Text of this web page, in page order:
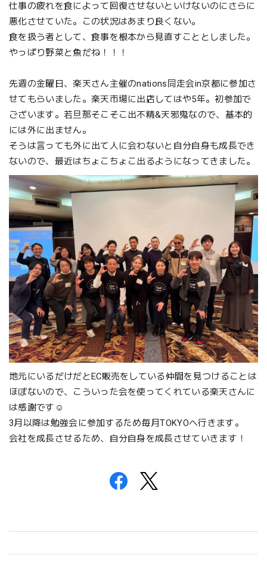
仕事の疲れを食によって回復させないといけないのにさらに
悪化させていた。この状況はあまり良くない。
食を扱う者として、食事を根本から見直すこととしました。
やっぱり野菜と魚だね！！！
先週の金曜日、楽天さん主催のnations同走会in京都に参加さ
せてもらいました。楽天市場に出店してはや5年。初参加で
ございます。若旦那そこそこ出不精&天邪鬼なので、基本的
には外に出ません。
そうは言っても外に出て人に会わないと自分自身も成長でき
ないので、最近はちょこちょこ出るようになってきました。
地元にいるだけだとEC販売をしている仲間を見つけることは
ほぼないので、こういった会を使ってくれている楽天さんに
は感謝です☺️
3月以降は勉強会に参加するため毎月TOKYOへ行きます。
会社を成長させるため、自分自身を成長させていきます！